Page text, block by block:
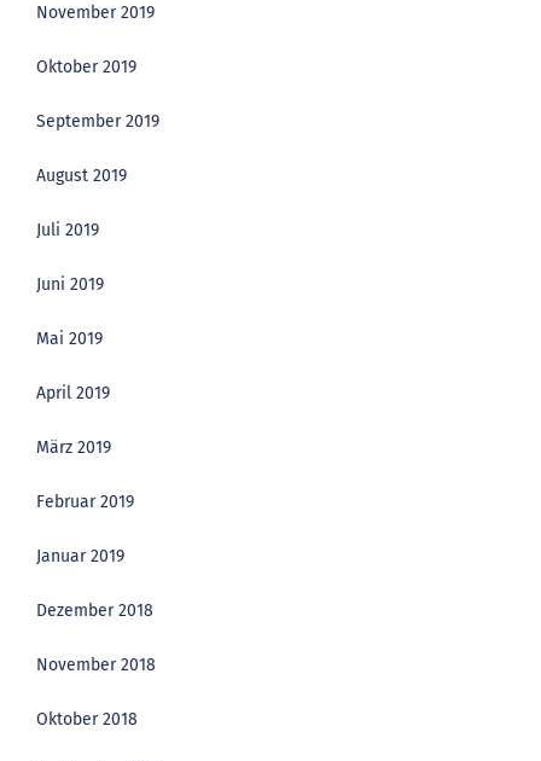
November 2019
Oktober 2019
September 2019
August 2019
Juli 2019
Juni 2019
Mai 2019
April 2019
März 2019
Februar 2019
Januar 2019
Dezember 2018
November 2018
Oktober 2018